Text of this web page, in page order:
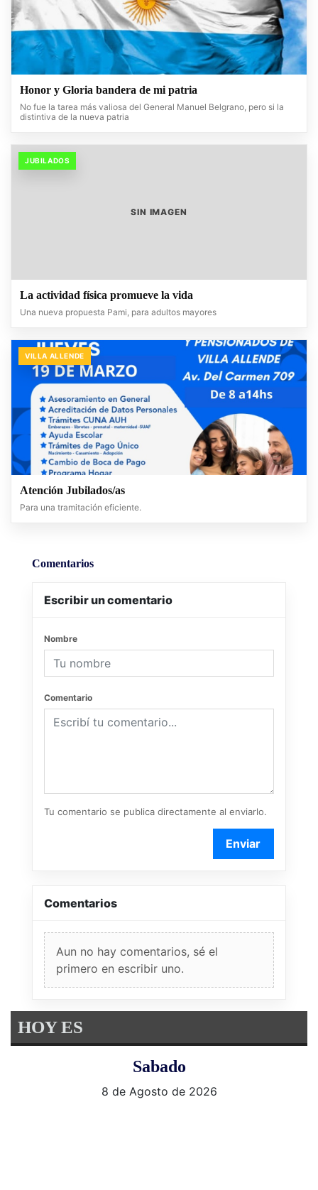
Honor y Gloria bandera de mi patria
No fue la tarea más valiosa del General Manuel Belgrano, pero si la
distintiva de la nueva patria
JUBILADOS
SIN IMAGEN
La actividad física promueve la vida
Una nueva propuesta Pami, para adultos mayores
VILLA ALLENDE
Atención Jubilados/as
Para una tramitación eficiente.
Comentarios
Escribir un comentario
Nombre
Comentario
Tu comentario se publica directamente al enviarlo.
Enviar
Comentarios
Aun no hay comentarios, sé el
primero en escribir uno.
HOY ES
Sabado
8 de Agosto de 2026